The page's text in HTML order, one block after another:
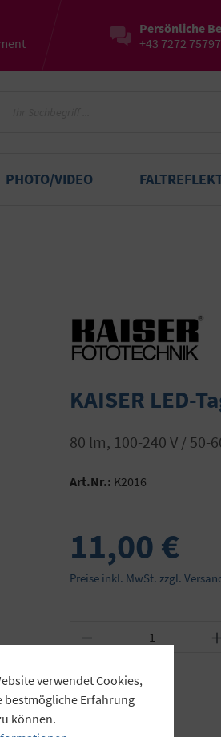
Persönliche
+43 7272
PHOTO/VIDEO
KAISER LED-
80 lm, 100-240 V /
Art.Nr.: K2016
11,00 €
Preise inkl. MwSt. zzgl.
Produkt Anzahl:
verwendet Cookies,
bestmögliche Erfahrung
können.